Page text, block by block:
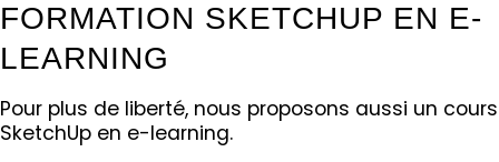
FORMATION SKETCHUP EN E-
LEARNING
Pour plus de liberté, nous proposons aussi un cours
SketchUp en e-learning.